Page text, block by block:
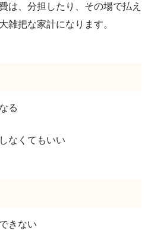
は、分担したり、その場で払え
雑把な家計になります。
る
なくてもいい
きない